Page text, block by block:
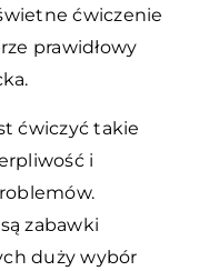
ćwiczenie
prawidłowy
ćwiczyć takie
i
zabawki
duży wybór